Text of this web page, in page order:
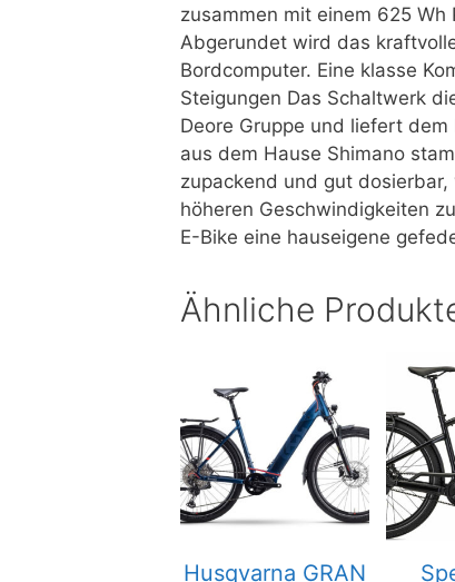
zusammen mit einem 625
Abgerundet wird das
Bordcomputer. Eine klasse
Steigungen Das Schaltwerk
Deore Gruppe und liefert
aus dem Hause Shimano
zupackend und gut
höheren Geschwindigkeiten
E-Bike eine hauseigene
Ähnliche
Husqvarna GRAN